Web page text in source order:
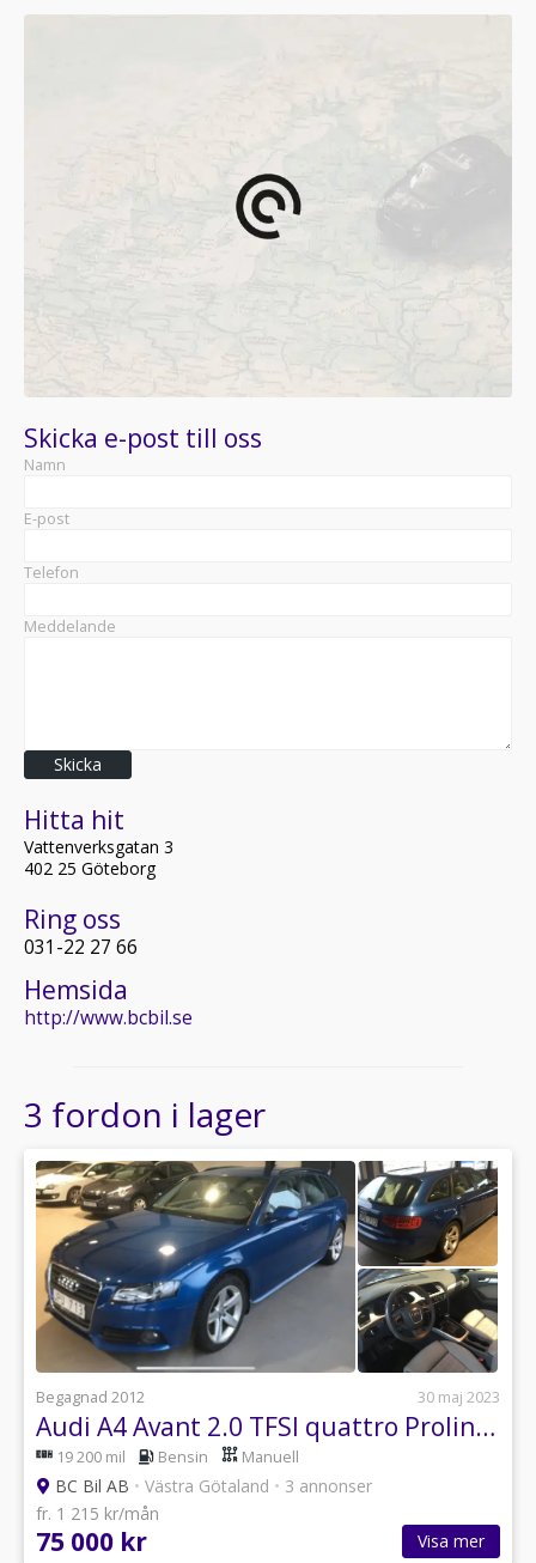
Skicka e-post till oss
Namn
E-post
Telefon
Meddelande
Skicka
Hitta hit
Vattenverksgatan 3
402 25 Göteborg
Ring oss
031-22 27 66
Hemsida
http://www.bcbil.se
3 fordon i lager
Begagnad 2012 30 maj 2023
Audi A4 Avant 2.0 TFSI quattro Proline 211hk
19 200 mil Bensin Manuell
BC Bil AB • Västra Götaland • 3 annonser
fr. 1 215 kr/mån
75 000 kr Visa mer